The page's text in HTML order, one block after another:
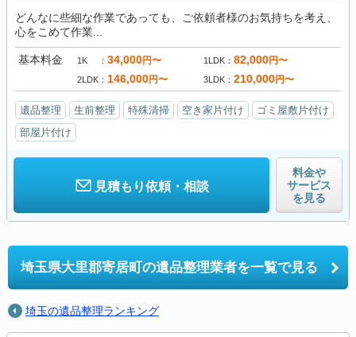
どんなに些細な作業であっても、ご依頼者様のお気持ちを考え、
心をこめて作業...
基本料金 1K 34,000円〜 1LDK 82,000円〜
2LDK 146,000円〜 3LDK 210,000円〜
遺品整理 生前整理 特殊清掃 空き家片付け
ゴミ屋敷片付け
部屋片付け
見積もり依頼・相談
料金や
サービス
を見る
埼玉県大里郡寄居町の遺品整理業者を一覧で見る
埼玉の遺品整理ランキング